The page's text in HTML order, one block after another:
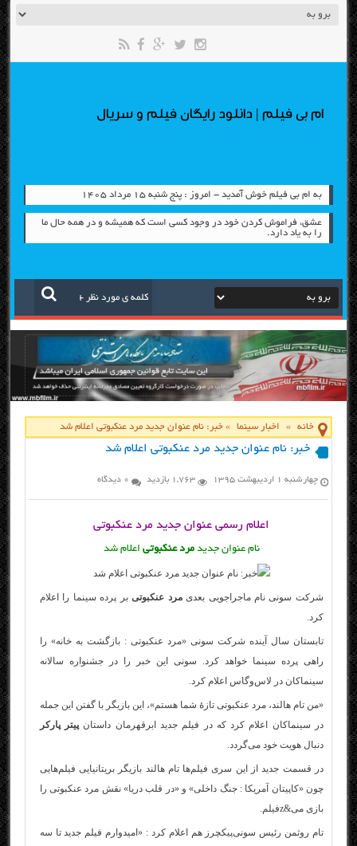
ام بی فیلم | دانلود رایگان فیلم و سریال
به ام بی فیلم خوش آمدید - امروز : پنج شنبه ۱۵ مرداد ۱۴۰۵
عشق، فراموش كردن خود در وجود كسی است كه همیشه و در همه حال ما
را به یاد دارد.
خانه » اخبار سینما »خبر: نام عنوان جدید مرد عنکبوتی اعلام شد
خبر: نام عنوان جدید مرد عنکبوتی اعلام شد
چهارشنبه ۱ اردیبهشت ۱۳۹۵ 1,763 بازدید 0 دیدگاه
اعلام رسمی عنوان جدید مرد عنکبوتی
نام عنوان جدیدمرد عنکبوتی اعلام شد
شرکت سونی نام ماجراجویی بعدیمرد عنکبوتیبر پرده سینما را اعلام
کرد.
تابستان سال آینده شرکت سونی «مرد عنکبوتی : بازگشت به خانه» را
راهی پرده سینما خواهد کرد. سونی این خبر را در جشنواره سالانه
سینماکان در لاس‌وگاس اعلام کرد.
«من تام هالند، مرد عنکبوتی تازۀ شما هستم»، این بازیگر با گفتن این جمله
در سینماکان اعلام کرد که در فیلم جدید ابرقهرمان داستانپیتر پارکر
دنبال هویت خود می‌گردد.
در قسمت جدید از این سری فیلم‌ها تام هالند بازیگر بریتانیایی فیلم‌هایی
چون «کاپیتان آمریکا : جنگ داخلی» و «در قلب دریا» نقش مرد عنکبوتی را
بازی می&z فیلم.
تام روثمن رئیس سونی‌پیکچرز هم اعلام کرد : «امیدوارم فیلم جدید تا سه